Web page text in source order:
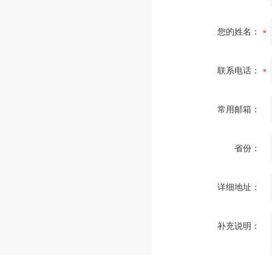
您的姓名：
联系电话：
常用邮箱：
省份：
详细地址：
补充说明：